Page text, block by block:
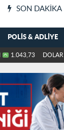
SON DAKIKA
POLIS & ADLIYE
1.043,73 DOLAR